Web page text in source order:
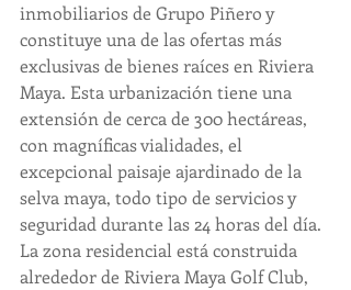
inmobiliarios de Grupo Piñero y
constituye una de las ofertas más
exclusivas de bienes raíces en Riviera
Maya. Esta urbanización tiene una
extensión de cerca de 300 hectáreas,
con magníficas vialidades, el
excepcional paisaje ajardinado de la
selva maya, todo tipo de servicios y
seguridad durante las 24 horas del día.
La zona residencial está construida
alrededor de Riviera Maya Golf Club,